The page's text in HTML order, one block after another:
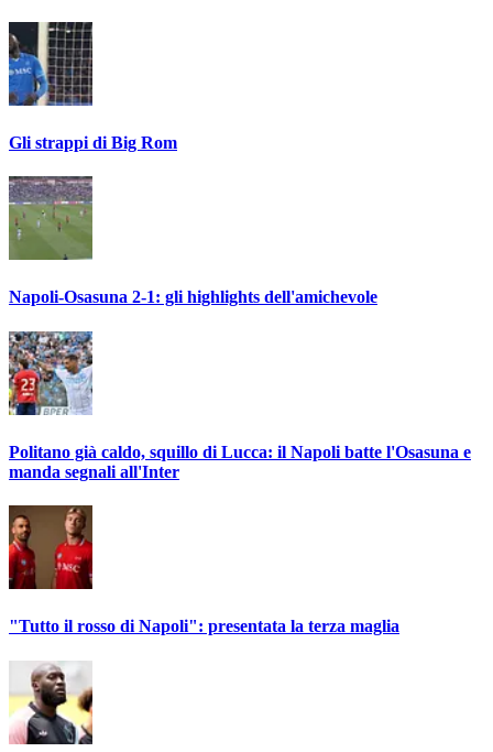
Gli strappi di Big Rom
Napoli-Osasuna 2-1: gli highlights dell'amichevole
Politano già caldo, squillo di Lucca: il Napoli batte l'Osasuna e
manda segnali all'Inter
"Tutto il rosso di Napoli": presentata la terza maglia